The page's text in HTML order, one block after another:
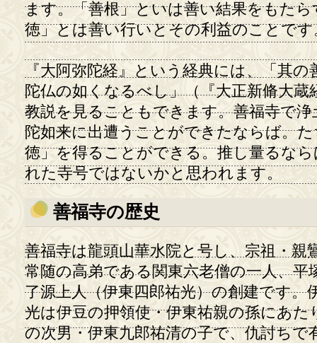
ます。「善根」といは善い結果をもた
徳」とは善い行いとその利益のことです
『大阿弥陀経』という経典には、「其
陀仏の如くなるべし」（『大正新脩大蔵
教説を見ることもできます。善福寺で
陀如来に出遭うことができたならば。
徳」を得ることができる。推し量るな
れた寺号ではないかと思われます。
善福寺の歴史
善福寺は龍頭山華水院と号し、宗祖・親
常随の高弟である関東六老僧の一人、平
了源上人（伊東四郎祐光）の創建です。
光は伊豆の押領使・伊東祐親の孫にあた
の次男・伊東九郎祐清の子で、仇討ちで